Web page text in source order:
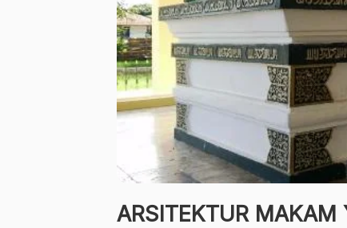
ARSITEKTUR MAKAM